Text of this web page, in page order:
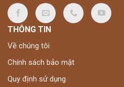
THÔNG TIN
Về chúng tôi
Chính sách bảo mật
Quy định sử dụng